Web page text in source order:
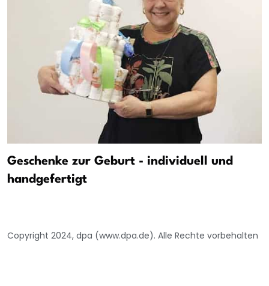
Geschenke zur Geburt - individuell und
handgefertigt
Copyright 2024, dpa (www.dpa.de). Alle Rechte vorbehalten